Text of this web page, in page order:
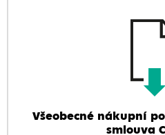
Všeobecné nákupní
smlouva